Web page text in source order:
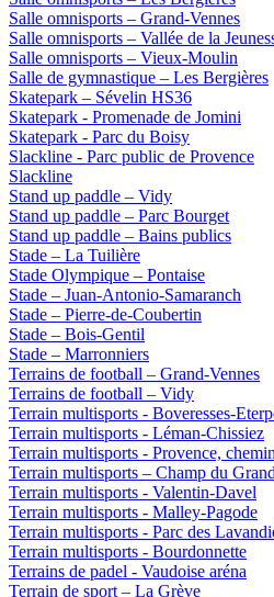
Salle omnisports – Grand-Vennes
Salle omnisports – Vallée de la
Salle omnisports – Vieux-Moulin
Salle de gymnastique – Les Bergières
Skatepark – Sévelin HS36
Skatepark - Promenade de Jomini
Skatepark - Parc du Boisy
Slackline - Parc public de Provence
Slackline
Stand up paddle – Vidy
Stand up paddle – Parc Bourget
Stand up paddle – Bains publics
Stade – La Tuilière
Stade Olympique – Pontaise
Stade – Juan-Antonio-Samaranch
Stade – Pierre-de-Coubertin
Stade – Bois-Gentil
Stade – Marronniers
Terrains de football – Grand-Vennes
Terrains de football – Vidy
Terrain multisports - Boveresses-
Terrain multisports - Léman-Chissiez
Terrain multisports - Provence,
Terrain multisports – Champ du
Terrain multisports - Valentin-Davel
Terrain multisports - Malley-Pagode
Terrain multisports - Parc des
Terrain multisports - Bourdonnette
Terrains de padel - Vaudoise aréna
Terrain de sport – La Grève